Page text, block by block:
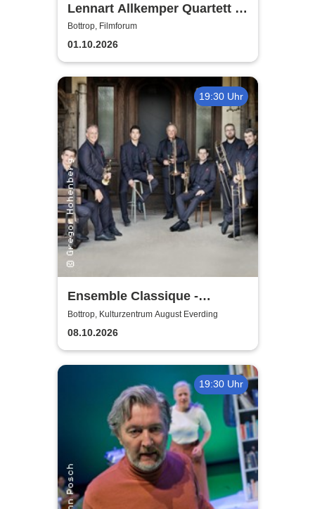
Lennart Allkemper Quartett -
Awakening
Bottrop, Filmforum
01.10.2026
19:30 Uhr
Ensemble Classique -
Blechbläsersextett
Bottrop, Kulturzentrum August Everding
08.10.2026
19:30 Uhr